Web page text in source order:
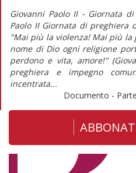
Giovanni Paolo II - Giornata
Paolo II Giornata di preghiera
"Mai più la violenza! Mai più
nome di Dio ogni religione
perdono e vita, amore!"
preghiera e impegno
incentrata...
Documento -